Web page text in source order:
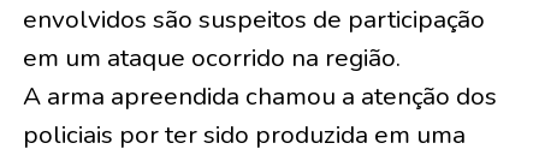
envolvidos são suspeitos de participação
em um ataque ocorrido na região.
A arma apreendida chamou a atenção dos
policiais por ter sido produzida em uma